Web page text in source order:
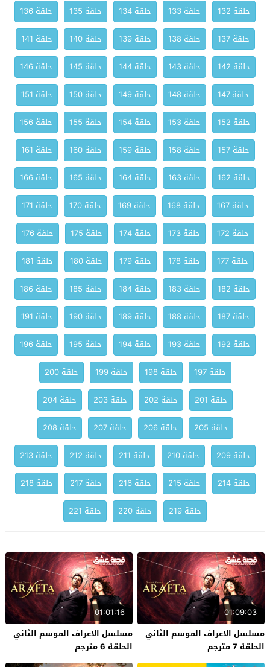
حلقة 132 حلقة 133 حلقة 134 حلقة 135
حلقة 136
حلقة 137
حلقة 138 حلقة 139 حلقة 140
حلقة 141
حلقة 142
حلقة 143 حلقة 144 حلقة 145
حلقة 146
حلقة 147
حلقة 148 حلقة 149 حلقة 150
حلقة 151
حلقة 152
حلقة 153 حلقة 154 حلقة 155
حلقة 156
حلقة 157
حلقة 158 حلقة 159 حلقة 160
حلقة 161
حلقة 162
حلقة 163 حلقة 164 حلقة 165
حلقة 166
حلقة 167
حلقة 168 حلقة 169 حلقة 170
حلقة 171
حلقة 172
حلقة 173 حلقة 174 حلقة 175
حلقة 176
حلقة 177
حلقة 178 حلقة 179 حلقة 180
حلقة 181
حلقة 182
حلقة 183 حلقة 184 حلقة 185
حلقة 186
حلقة 187
حلقة 188 حلقة 189 حلقة 190
حلقة 191
حلقة 192
حلقة 193 حلقة 194 حلقة 195
حلقة 196
حلقة 197
حلقة 198 حلقة 199
حلقة 200
حلقة 201
حلقة 202 حلقة 203
حلقة 204
حلقة 205
حلقة 206 حلقة 207
حلقة 208
حلقة 209
حلقة 210 حلقة 211 حلقة 212
حلقة 213
حلقة 214
حلقة 215 حلقة 216 حلقة 217
حلقة 218
حلقة 219
حلقة 220 حلقة 221
01:09:03
مسلسل الاعراف الموسم الثاني
الحلقة 7 مترجم
01:01:16
مسلسل الاعراف الموسم الثاني
الحلقة 6 مترجم